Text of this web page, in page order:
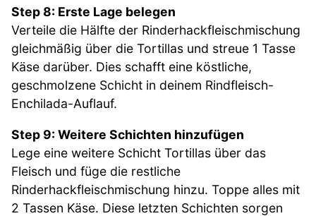
Step 8: Erste Lage belegen
Verteile die Hälfte der Rinderhackfleischmischung
gleichmäßig über die Tortillas und streue 1 Tasse
Käse darüber. Dies schafft eine köstliche,
geschmolzene Schicht in deinem Rindfleisch-
Enchilada-Auflauf.
Step 9: Weitere Schichten hinzufügen
Lege eine weitere Schicht Tortillas über das
Fleisch und füge die restliche
Rinderhackfleischmischung hinzu. Toppe alles mit
2 Tassen Käse. Diese letzten Schichten sorgen